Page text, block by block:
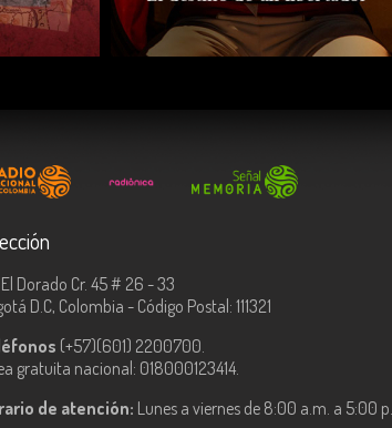
COMPARTIR
Dorado Cr. 45 # 26 - 33
D.C, Colombia - Código Postal: 111321
(+57)(601) 2200700.
gratuita nacional: 018000123414.
de atención: Lunes a viernes de 8:00 a.m. a 5:00